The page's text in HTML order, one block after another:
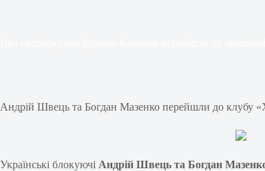
Андрій Швець та Богдан Мазенко перейшли до клубу
Українські блокуючі Андрій Швець та Богдан